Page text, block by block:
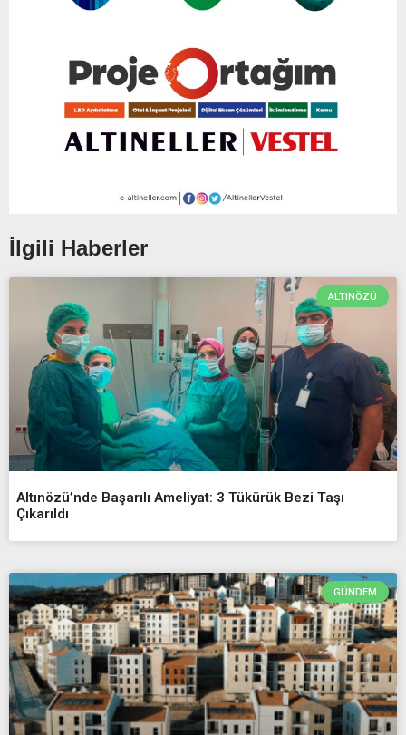
İlgili Haberler
ALTINÖZÜ
Altınözü’nde Başarılı Ameliyat: 3 Tükürük Bezi Taşı
Çıkarıldı
GÜNDEM